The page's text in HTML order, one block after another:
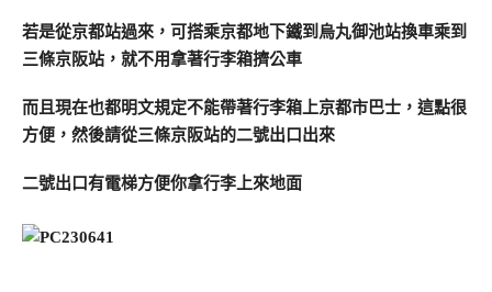
若是從京都站過來，可搭乘京都地下鐵到烏丸御池站換車乘到
三條京阪站，就不用拿著行李箱擠公車
而且現在也都明文規定不能帶著行李箱上京都市巴士，這點很
方便，然後請從三條京阪站的二號出口出來
二號出口有電梯方便你拿行李上來地面